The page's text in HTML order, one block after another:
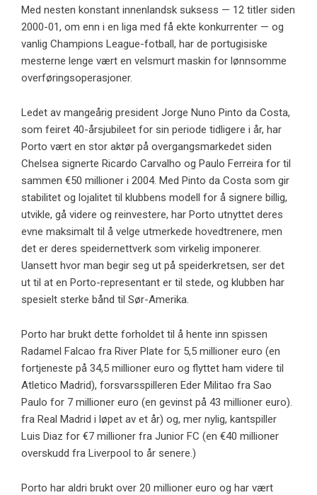
Med nesten konstant innenlandsk suksess — 12 titler siden
2000-01, om enn i en liga med få ekte konkurrenter — og
vanlig Champions League-fotball, har de portugisiske
mesterne lenge vært en velsmurt maskin for lønnsomme
overføringsoperasjoner.
Ledet av mangeårig president Jorge Nuno Pinto da Costa,
som feiret 40-årsjubileet for sin periode tidligere i år, har
Porto vært en stor aktør på overgangsmarkedet siden
Chelsea signerte Ricardo Carvalho og Paulo Ferreira for til
sammen €50 millioner i 2004. Med Pinto da Costa som gir
stabilitet og lojalitet til klubbens modell for å signere billig,
utvikle, gå videre og reinvestere, har Porto utnyttet deres
evne maksimalt til å velge utmerkede hovedtrenere, men
det er deres speidernettverk som virkelig imponerer.
Uansett hvor man begir seg ut på speiderkretsen, ser det
ut til at en Porto-representant er til stede, og klubben har
spesielt sterke bånd til Sør-Amerika.
Porto har brukt dette forholdet til å hente inn spissen
Radamel Falcao fra River Plate for 5,5 millioner euro (en
fortjeneste på 34,5 millioner euro og flyttet ham videre til
Atletico Madrid), forsvarsspilleren Eder Militao fra Sao
Paulo for 7 millioner euro (en gevinst på 43 millioner euro).
fra Real Madrid i løpet av et år) og, mer nylig, kantspiller
Luis Diaz for €7 millioner fra Junior FC (en €40 millioner
overskudd fra Liverpool to år senere.)
Porto har aldri brukt over 20 millioner euro og har vært